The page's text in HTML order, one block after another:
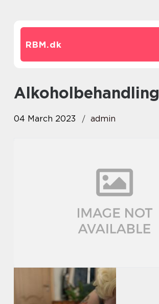
RBM.dk
alkoholbehandling
04 March 2023 admin